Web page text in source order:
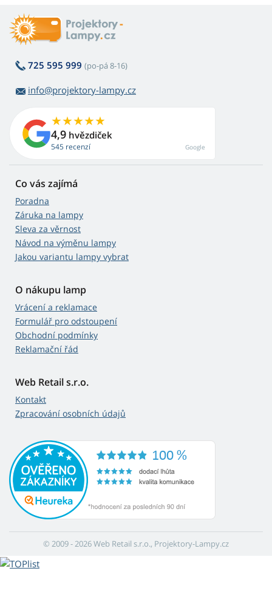
725 595 999 (po-pá 8-16)
info@projektory-lampy.cz
4,9 hvězdiček
545 recenzí Google
Co vás zajímá
Poradna
Záruka na lampy
Sleva za věrnost
Návod na výměnu lampy
Jakou variantu lampy vybrat
O nákupu lamp
Vrácení a reklamace
Formulář pro odstoupení
Obchodní podmínky
Reklamační řád
Web Retail s.r.o.
Kontakt
Zpracování osobních údajů
© 2009 - 2026 Web Retail s.r.o., Projektory-Lampy.cz